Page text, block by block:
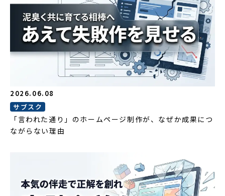
2026.06.08
サブスク
「言われた通り」のホームページ制作が、なぜか成果につ
ながらない理由